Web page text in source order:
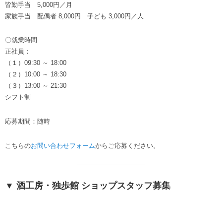
皆勤手当 5,000円／月
家族手当 配偶者 8,000円 子ども 3,000円／人
〇就業時間
正社員：
（１）09:30 ～ 18:00
（２）10:00 ～ 18:30
（３）13:00 ～ 21:30
シフト制
応募期間：随時
こちらのお問い合わせフォームからご応募ください。
▼ 酒工房・独歩館 ショップスタッフ募集